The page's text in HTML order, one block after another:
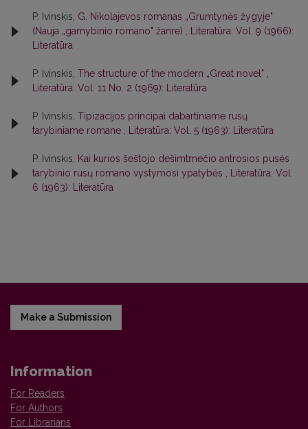
P. Ivinskis, G. Nikolajevos romanas „Grumtynės žygyje"
(Nauja „gamybinio romano" žanre) , Literatūra: Vol. 9 (1966):
Literatūra
P. Ivinskis, The structure of the modern „Great novel" ,
Literatūra: Vol. 11 No. 2 (1969): Literatūra
P. Ivinskis, Tipizacijos principai dabartiniame rusų
tarybiniame romane , Literatūra: Vol. 5 (1963): Literatūra
P. Ivinskis, Kai kurios šeštojo dešimtmečio antrosios pusės
tarybinio rusų romano vystymosi ypatybės , Literatūra: Vol.
6 (1963): Literatūra
Make a Submission
Information
For Readers
For Authors
For Librarians